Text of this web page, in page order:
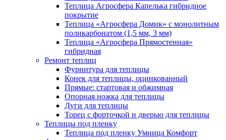
Теплица Агросфера Капелька гибридное
покрытие
Теплица «Агросфера Домик» с монолитным
поликарбонатом (1,5 мм, 3 мм)
Теплица «Агросфера Прямостенная»
гибридная
Ремонт теплиц
Фурнитура для теплицы
Конек для теплицы, оцинкованный
Прямые: стартовая и обжимная
Опорная ножка для теплицы
Дуги для теплицы
Торец с форточкой и дверью для теплицы
Теплицы под пленку
Теплица под пленку Умница Комфорт